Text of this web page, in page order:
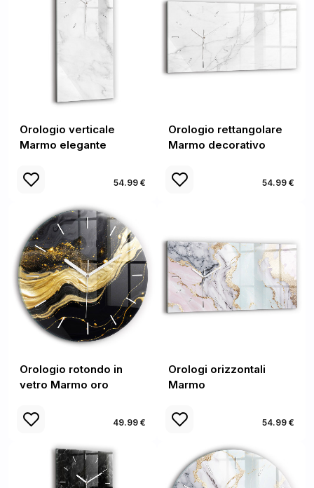
Orologio verticale
Marmo elegante
54.99 €
Orologio rettangolare
Marmo decorativo
54.99 €
Orologio rotondo in
vetro Marmo oro
49.99 €
Orologi orizzontali
Marmo
54.99 €